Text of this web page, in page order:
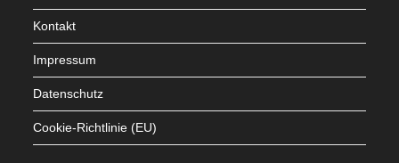
Kontakt
Impressum
Datenschutz
Cookie-Richtlinie (EU)